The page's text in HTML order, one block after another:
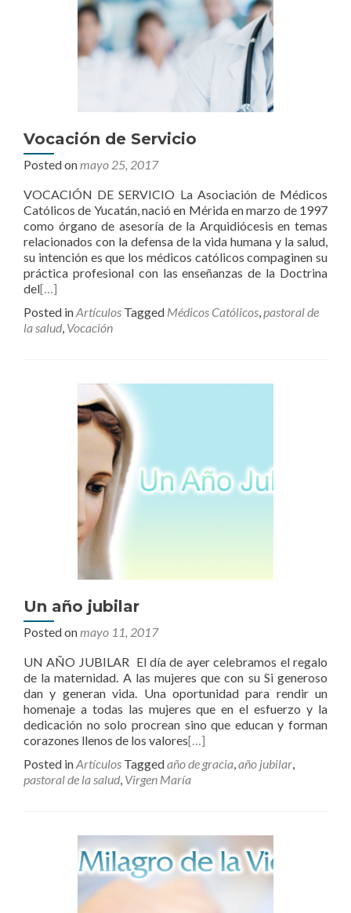
Vocación de Servicio
Posted onmayo 25, 2017
VOCACIÓN DE SERVICIO La Asociación de Médicos
Católicos de Yucatán, nació en Mérida en marzo de 1997
como órgano de asesoría de la Arquidiócesis en temas
relacionados con la defensa de la vida humana y la salud,
su intención es que los médicos católicos compaginen su
práctica profesional con las enseñanzas de la Doctrina
del[…]
Posted inArtículos Tagged Médicos Católicos,pastoral de
la salud, Vocación
Un año jubilar
Posted onmayo 11, 2017
UN AÑO JUBILAR El día de ayer celebramos el regalo
de la maternidad. A las mujeres que con su Si generoso
dan y generan vida. Una oportunidad para rendir un
homenaje a todas las mujeres que en el esfuerzo y la
dedicación no solo procrean sino que educan y forman
corazones llenos de los valores[…]
Posted inArtículos Taggedaño de gracia,año jubilar,
pastoral de la salud, Virgen María